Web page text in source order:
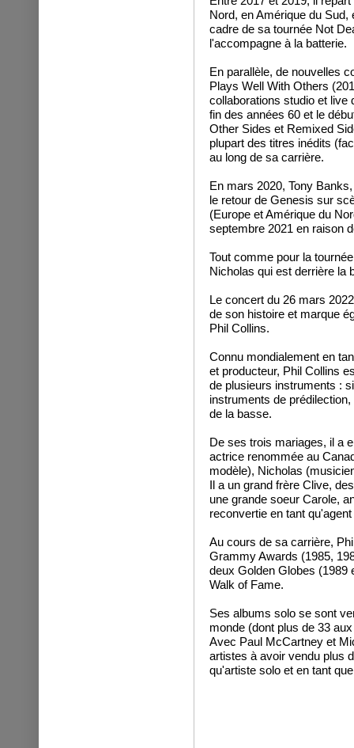
Nord, en Amérique du Sud,
cadre de sa tournée Not
l'accompagne à la batterie.
En parallèle, de nouvelles
Plays Well With Others
collaborations studio et live
fin des années 60 et le
Other Sides et Remixed
plupart des titres inédits
au long de sa carrière.
En mars 2020, Tony
le retour de Genesis sur
(Europe et Amérique du
septembre 2021 en raison
Tout comme pour la
Nicholas qui est derrière la
Le concert du 26 mars
de son histoire et marque
Phil Collins.
Connu mondialement en
et producteur, Phil Collins
de plusieurs instruments :
instruments de
de la basse.
De ses trois mariages, il a
actrice renommée au
modèle), Nicholas
Il a un grand frère Clive,
une grande soeur Carole,
reconvertie en tant
Au cours de sa carrière,
Grammy Awards (1985,
deux Golden Globes (1989
Walk of Fame.
Ses albums solo se sont
monde (dont plus de 33
Avec Paul McCartney et
artistes à avoir vendu plus
qu'artiste solo et en tant